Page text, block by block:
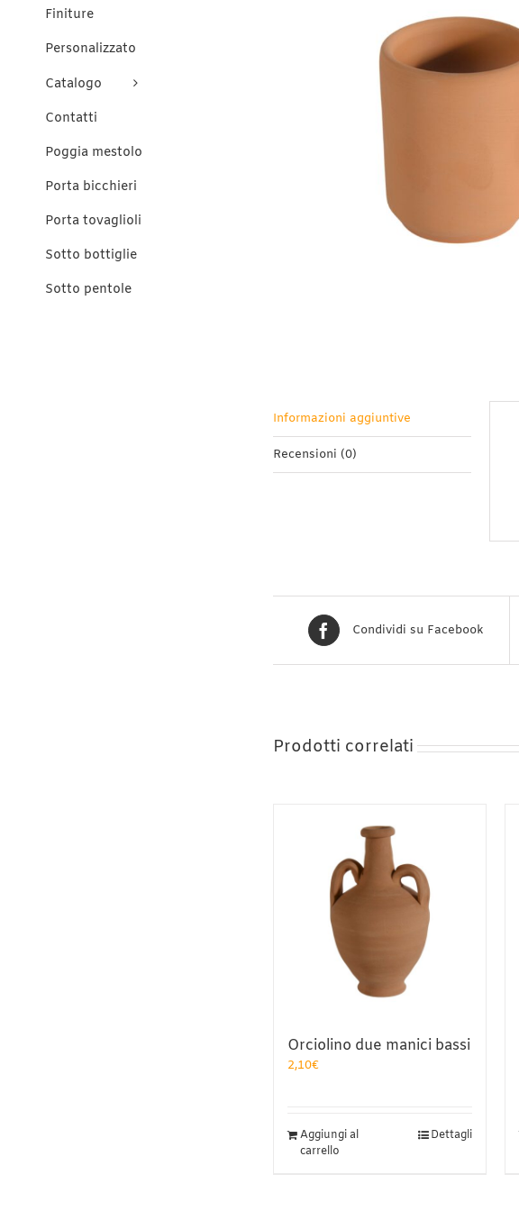
Informazioni aggiuntive
Recensioni (0)
Condividi su Facebook
Prodotti correlati
Orciolino due manici bassi
2,10€
Aggiungi al
carrello
Dettagli
Finiture
Personalizzato
Catalogo
Contatti
Poggia mestolo
Porta bicchieri
Porta tovaglioli
Sotto bottiglie
Sotto pentole